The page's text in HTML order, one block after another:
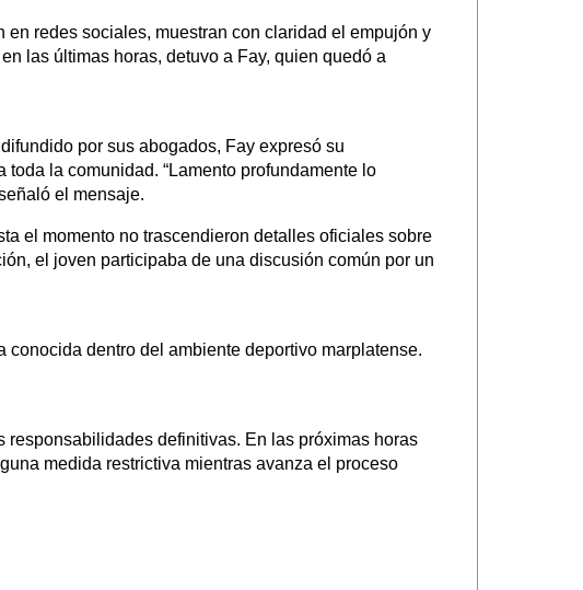
redes sociales, muestran con claridad el empujón y
las últimas horas, detuvo a Fay, quien quedó a
por sus abogados, Fay expresó su
toda la comunidad. “Lamento profundamente lo
el mensaje.
el momento no trascendieron detalles oficiales sobre
el joven participaba de una discusión común por un
dentro del ambiente deportivo marplatense.
definitivas. En las próximas horas
medida restrictiva mientras avanza el proceso